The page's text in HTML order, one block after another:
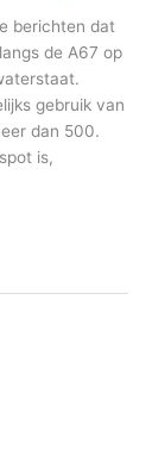
berichten dat
de A67 op
gebruik van
dan 500.
is,